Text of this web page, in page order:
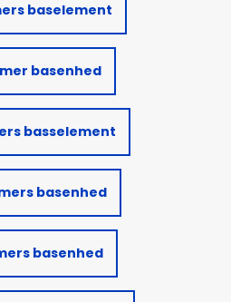
baselement
basenhed
basselement
basenhed
basenhed